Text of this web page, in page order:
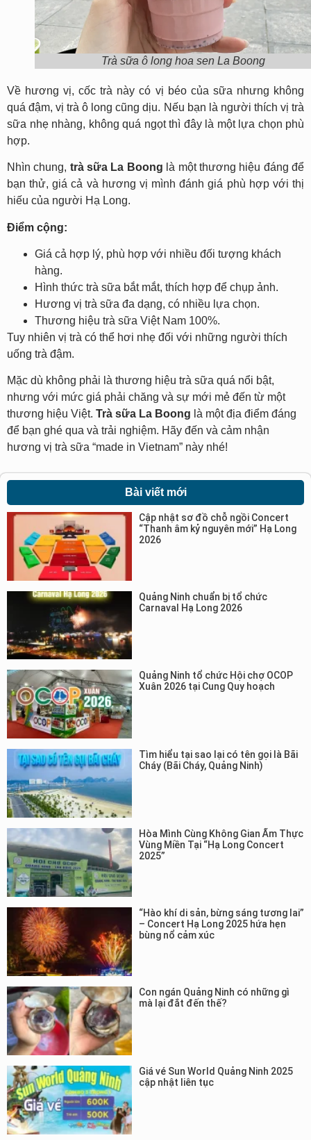
Trà sữa ô long hoa sen La Boong
Về hương vị, cốc trà này có vị béo của sữa nhưng không
quá đậm, vị trà ô long cũng dịu. Nếu bạn là người thích vị trà
sữa nhẹ nhàng, không quá ngọt thì đây là một lựa chọn phù
hợp.
Nhìn chung, trà sữa La Boong là một thương hiệu đáng để
bạn thử, giá cả và hương vị mình đánh giá phù hợp với thị
hiếu của người Hạ Long.
Điểm cộng:
Giá cả hợp lý, phù hợp với nhiều đối tượng khách
hàng.
Hình thức trà sữa bắt mắt, thích hợp để chụp ảnh.
Hương vị trà sữa đa dạng, có nhiều lựa chọn.
Thương hiệu trà sữa Việt Nam 100%.
Tuy nhiên vị trà có thể hơi nhẹ đối với những người thích
uống trà đậm.
Mặc dù không phải là thương hiệu trà sữa quá nổi bật,
nhưng với mức giá phải chăng và sự mới mẻ đến từ một
thương hiệu Việt. Trà sữa La Boong là một địa điểm đáng
để bạn ghé qua và trải nghiệm. Hãy đến và cảm nhận
hương vị trà sữa “made in Vietnam” này nhé!
Bài viết mới
Cập nhật sơ đồ chỗ ngồi Concert
“Thanh âm kỷ nguyên mới” Hạ Long
2026
Quảng Ninh chuẩn bị tổ chức
Carnaval Hạ Long 2026
Quảng Ninh tổ chức Hội chợ OCOP
Xuân 2026 tại Cung Quy hoạch
Tìm hiểu tại sao lại có tên gọi là Bãi
Cháy (Bãi Cháy, Quảng Ninh)
Hòa Mình Cùng Không Gian Ẩm Thực
Vùng Miền Tại “Hạ Long Concert
2025”
“Hào khí di sản, bừng sáng tương lai”
– Concert Hạ Long 2025 hứa hẹn
bùng nổ cảm xúc
Con ngán Quảng Ninh có những gì
mà lại đắt đến thế?
Giá vé Sun World Quảng Ninh 2025
cập nhật liên tục